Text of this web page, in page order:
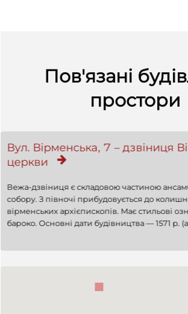
Пов'язані
простори
Вул. Вірменська, 7 – дзвіниця
церкви
Вежа-дзвіниця є складовою частиною
собору. З півночі прибудовується до
вірменських архієпископів. Має стильові
бароко. Основні дати будівництва — 1571 р.